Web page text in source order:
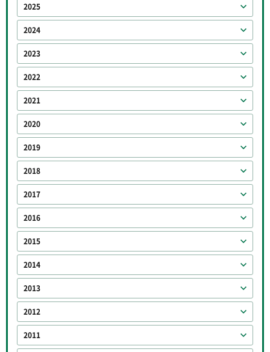
2025
2024
2023
2022
2021
2020
2019
2018
2017
2016
2015
2014
2013
2012
2011